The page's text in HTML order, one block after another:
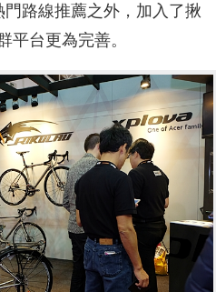
路線推薦之外，加入了揪
平台更為完善。